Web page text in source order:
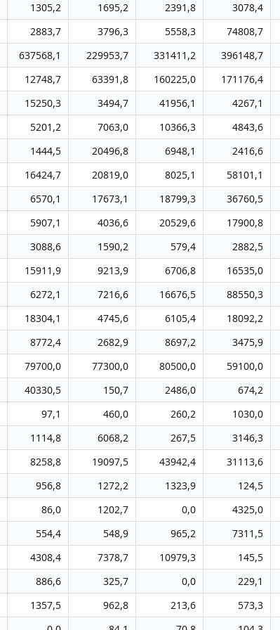
1305,2 1695,2 2391,8 3078,4
2883,7
3796,3 5558,3 74808,7
637568,1
229953,7 331411,2 396148,7
12748,7
63391,8 160225,0 171176,4
15250,3
3494,7 41956,1 4267,1
5201,2
7063,0 10366,3 4843,6
1444,5
20496,8 6948,1 2416,6
16424,7
20819,0 8025,1 58101,1
6570,1
17673,1 18799,3 36760,5
5907,1
4036,6 20529,6 17900,8
3088,6
1590,2 579,4 2882,5
15911,9
9213,9 6706,8 16535,0
6272,1
7216,6 16676,5 88550,3
18304,1
4745,6 6105,4 18092,2
8772,4
2682,9 8697,2 3475,9
79700,0
77300,0 80500,0 59100,0
40330,5
150,7 2486,0 674,2
97,1
460,0 260,2 1030,0
1114,8
6068,2 267,5 3146,3
8258,8
19097,5 43942,4 31113,6
956,8
1272,2 1323,9 124,5
86,0
1202,7 0,0 4325,0
554,4
548,9 965,2 7311,5
4308,4
7378,7 10979,3 145,5
886,6
325,7 0,0 229,1
1357,5
962,8 213,6 573,3